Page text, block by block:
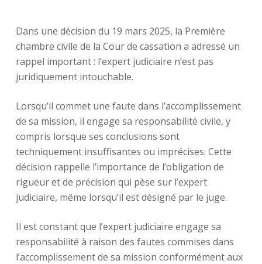
Dans une décision du 19 mars 2025, la Première
chambre civile de la Cour de cassation a adressé un
rappel important : l’expert judiciaire n’est pas
juridiquement intouchable.
Lorsqu’il commet une faute dans l’accomplissement
de sa mission, il engage sa responsabilité civile, y
compris lorsque ses conclusions sont
techniquement insuffisantes ou imprécises. Cette
décision rappelle l’importance de l’obligation de
rigueur et de précision qui pèse sur l’expert
judiciaire, même lorsqu’il est désigné par le juge.
Il est constant que l’expert judiciaire engage sa
responsabilité à raison des fautes commises dans
l’accomplissement de sa mission conformément aux